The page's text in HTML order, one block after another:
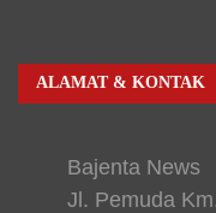
ALAMAT & KONTAK
Bajenta News
Jl. Pemuda